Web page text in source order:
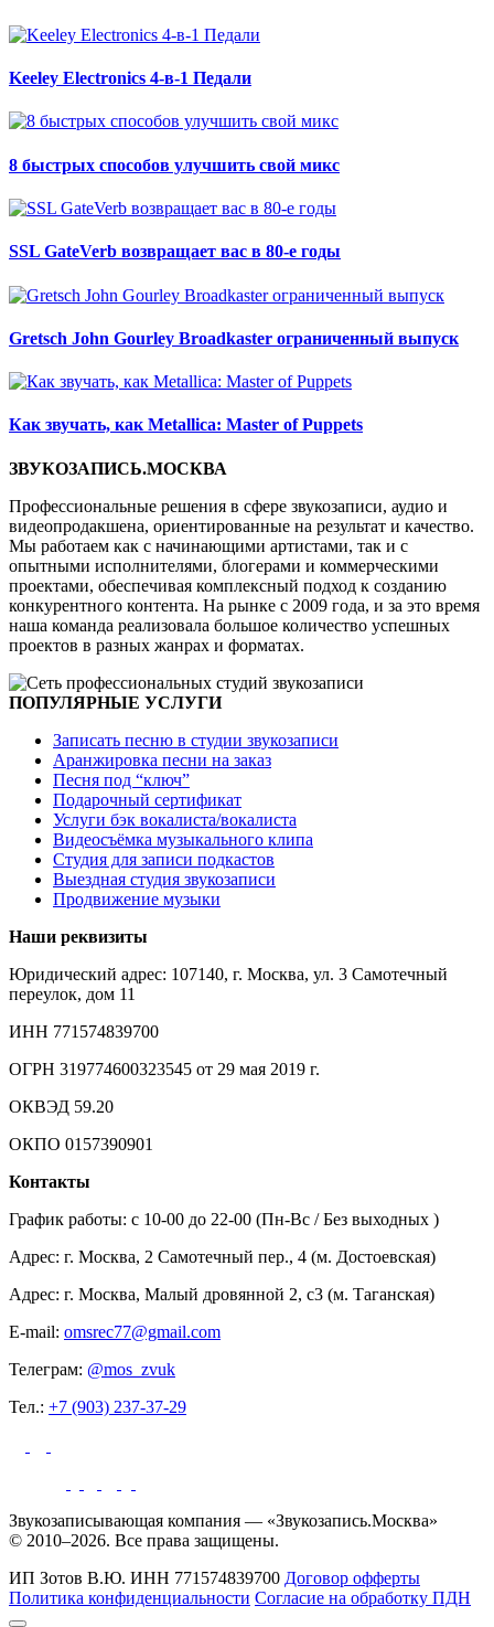
Keeley Electronics 4-в-1 Педали
8 быстрых способов улучшить свой микс
SSL GateVerb возвращает вас в 80-е годы
Gretsch John Gourley Broadkaster ограниченный выпуск
Как звучать, как Metallica: Master of Puppets
ЗВУКОЗАПИСЬ.МОСКВА
Профессиональные решения в сфере звукозаписи, аудио и
видеопродакшена, ориентированные на результат и качество.
Мы работаем как с начинающими артистами, так и с
опытными исполнителями, блогерами и коммерческими
проектами, обеспечивая комплексный подход к созданию
конкурентного контента. На рынке с 2009 года, и за это время
наша команда реализовала большое количество успешных
проектов в разных жанрах и форматах.
ПОПУЛЯРНЫЕ УСЛУГИ
Записать песню в студии звукозаписи
Аранжировка песни на заказ
Песня под “ключ”
Подарочный сертификат
Услуги бэк вокалиста/вокалиста
Видеосъёмка музыкального клипа
Студия для записи подкастов
Выездная студия звукозаписи
Продвижение музыки
Наши реквизиты
Юридический адрес: 107140, г. Москва, ул. 3 Самотечный
переулок, дом 11
ИНН 771574839700
ОГРН 319774600323545 от 29 мая 2019 г.
ОКВЭД 59.20
ОКПО 0157390901
Контакты
График работы: c 10-00 до 22-00 (Пн-Вс / Без выходных )
Адрес: г. Москва, 2 Самотечный пер., 4 (м. Достоевская)
Адрес: г. Москва, Малый дровянной 2, с3 (м. Таганская)
E-mail: omsrec77@gmail.com
Телеграм: @mos_zvuk
Тел.: +7 (903) 237-37-29
Звукозаписывающая компания — «Звукозапись.Москва»
© 2010–2026. Все права защищены.
ИП Зотов В.Ю. ИНН 771574839700 Договор офферты
Политика конфиденциальности Согласие на обработку ПДН